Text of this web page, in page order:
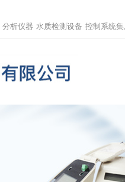
分析仪器 水质检测设备 控制系统